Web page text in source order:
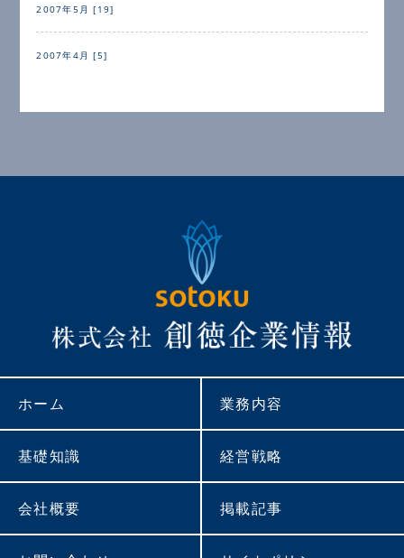
2007年5月 [19]
2007年4月 [5]
ホーム 業務内容
基礎知識 経営戦略
会社概要 掲載記事